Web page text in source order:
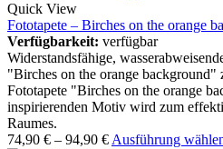
Quick View
Fototapete – Birches on the orange
Verfügbarkeit: verfügbar
Widerstandsfähige,
"Birches on the orange background"
Fototapete "Birches on the orange
inspirierenden Motiv wird zum
Raumes.
74,90 € – 94,90 € Ausführung